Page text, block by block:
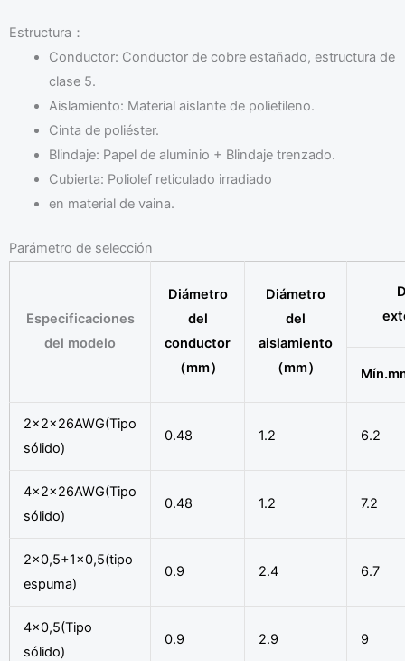
Estructura：
Conductor: Conductor de cobre estañado, estructura de
clase 5.
Aislamiento: Material aislante de polietileno.
Cinta de poliéster.
Blindaje: Papel de aluminio + Blindaje trenzado.
Cubierta: Poliolef reticulado irradiado
en material de vaina.
Parámetro de selección
Especificaciones
del modelo
Diámetro
del
conductor
（mm）
Diámetro
del
aislamiento
（mm）
2x2x26AWG(Tipo
sólido)
0.48 1.2 6.2
4x2x26AWG(Tipo
sólido)
0.48 1.2 7.2
2×0,5+1×0,5(tipo
espuma)
0.9 2.4 6.7
4×0,5(Tipo
sólido)
0.9 2.9 9